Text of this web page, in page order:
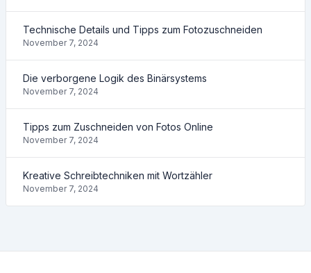
Technische Details und Tipps zum Fotozuschneiden
November 7, 2024
Die verborgene Logik des Binärsystems
November 7, 2024
Tipps zum Zuschneiden von Fotos Online
November 7, 2024
Kreative Schreibtechniken mit Wortzähler
November 7, 2024